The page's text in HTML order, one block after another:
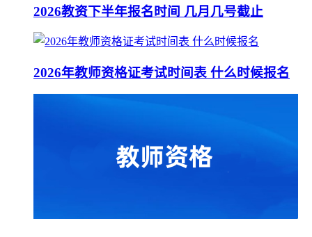
2026教资下半年报名时间 几月几号截止
2026年教师资格证考试时间表 什么时候报名